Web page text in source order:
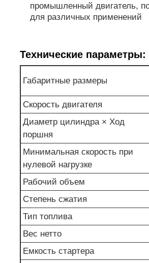
промышленный двигатель,
для различных применений
Технические параметры:
Габаритные размеры
Скорость двигателя
Диаметр цилиндра × Ход
поршня
Минимальная скорость при
нулевой нагрузке
Рабочий объем
Степень сжатия
Тип топлива
Вес нетто
Емкость стартера